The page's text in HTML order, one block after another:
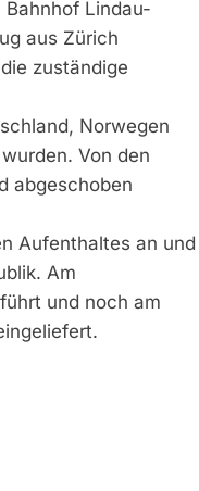
Lindau-
aus Zürich
zuständige
Norwegen
Von den
abgeschoben
Aufenthaltes an und
Am
und noch am